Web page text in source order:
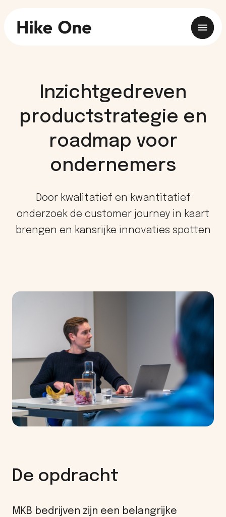
Inzichtgedreven
productstrategie en
roadmap voor
ondernemers
Door kwalitatief en kwantitatief
onderzoek de customer journey in kaart
brengen en kansrijke innovaties spotten
De opdracht
MKB bedrijven zijn een belangrijke